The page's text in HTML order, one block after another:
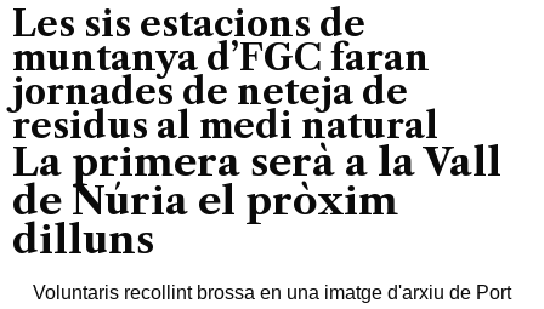
Les sis estacions de
muntanya d’FGC faran
jornades de neteja de
residus al medi natural
La primera serà a la Vall
de Núria el pròxim
dilluns
Voluntaris recollint brossa en una imatge d'arxiu de Port